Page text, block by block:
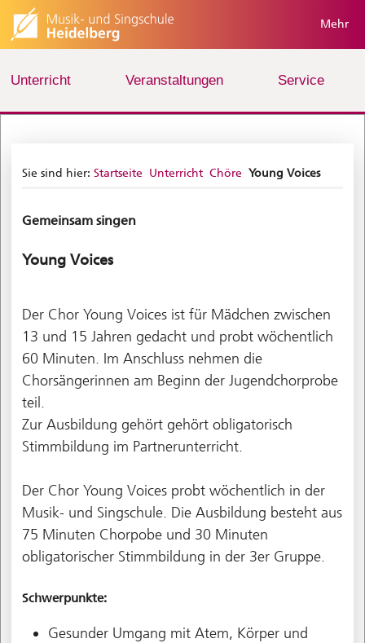
Mehr
Unterricht Veranstaltungen Service
Sie sind hier: Startseite Unterricht Chöre Young Voices
Gemeinsam singen
Young Voices
Der Chor Young Voices ist für Mädchen zwischen
13 und 15 Jahren gedacht und probt wöchentlich
60 Minuten. Im Anschluss nehmen die
Chorsängerinnen am Beginn der Jugendchorprobe
teil.
Zur Ausbildung gehört gehört obligatorisch
Stimmbildung im Partnerunterricht.
Der Chor Young Voices probt wöchentlich in der
Musik- und Singschule. Die Ausbildung besteht aus
75 Minuten Chorpobe und 30 Minuten
obligatorischer Stimmbildung in der 3er Gruppe.
Schwerpunkte:
Gesunder Umgang mit Atem, Körper und